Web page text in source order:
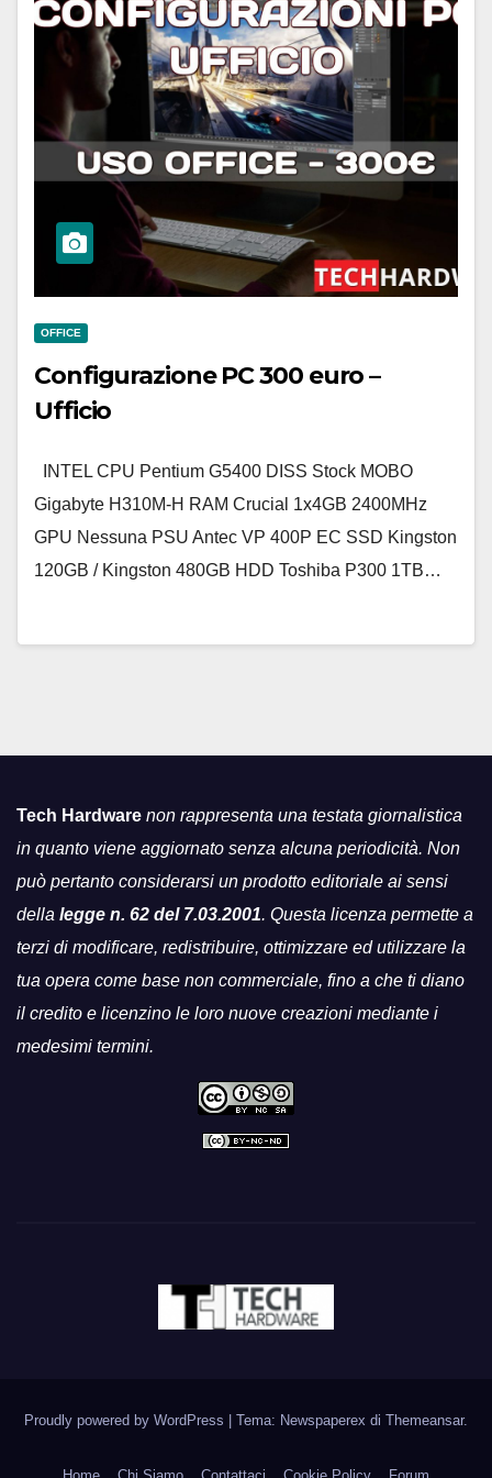
OFFICE
Configurazione PC 300 euro –
Ufficio
INTEL CPU Pentium G5400 DISS Stock MOBO
Gigabyte H310M-H RAM Crucial 1x4GB 2400MHz
GPU Nessuna PSU Antec VP 400P EC SSD Kingston
120GB / Kingston 480GB HDD Toshiba P300 1TB…
Tech Hardware non rappresenta una testata giornalistica
in quanto viene aggiornato senza alcuna periodicità. Non
può pertanto considerarsi un prodotto editoriale ai sensi
della legge n. 62 del 7.03.2001. Questa licenza permette a
terzi di modificare, redistribuire, ottimizzare ed utilizzare la
tua opera come base non commerciale, fino a che ti diano
il credito e licenzino le loro nuove creazioni mediante i
medesimi termini.
Proudly powered by WordPress | Tema: Newspaperex di Themeansar.
Home Chi Siamo Contattaci Cookie Policy Forum